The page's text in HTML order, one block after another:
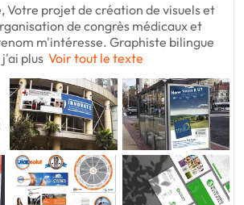
Votre projet de création de visuels et
de congrès médicaux et
m'intéresse. Graphiste bilingue
plus Voir tout le texte